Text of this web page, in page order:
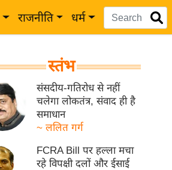
राजनीति धर्म
स्तंभ
संसदीय-गतिरोध से नहीं
चलेगा लोकतंत्र, संवाद ही है
समाधान
~ ललित गर्ग
FCRA Bill पर हल्ला मचा
रहे विपक्षी दलों और ईसाई